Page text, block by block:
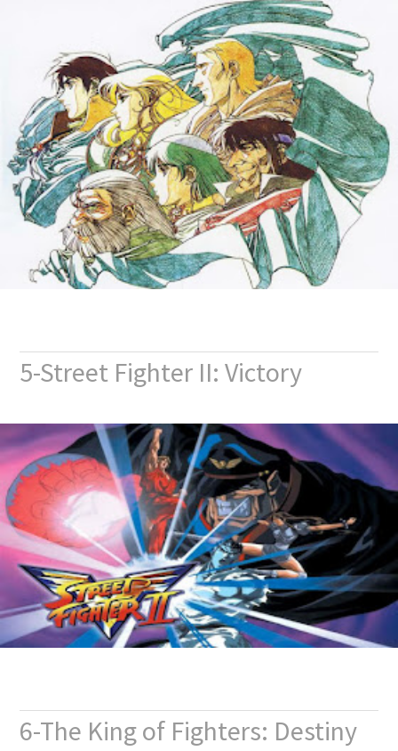
5-Street Fighter II: Victory
6-The King of Fighters: Destiny